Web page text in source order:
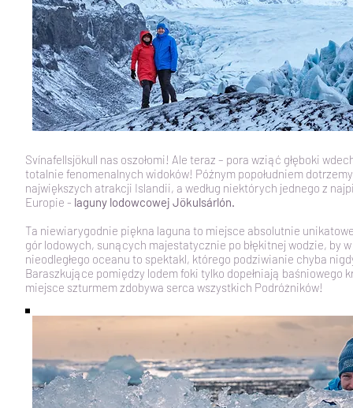
Svínafellsjökull nas oszołomi! Ale teraz – pora wziąć głęboki
totalnie fenomenalnych widoków! Późnym popołudniem
największych atrakcji Islandii, a według niektórych jednego z
Europie - laguny lodowcowej Jökulsárlón.
Ta niewiarygodnie piękna laguna to miejsce absolutnie
gór lodowych, sunących majestatycznie po błękitnej wodzie, by
nieodległego oceanu to spektakl, którego podziwianie chyba
Baraszkujące pomiędzy lodem foki tylko dopełniają baśniowego
miejsce szturmem zdobywa serca wszystkich Podróżników!